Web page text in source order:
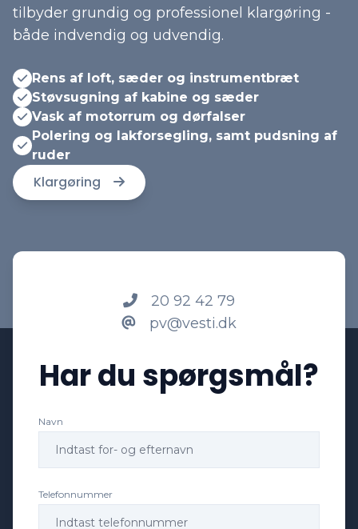
tilbyder grundig og professionel klargøring -
både indvendig og udvendig.
Rens af loft, sæder og instrumentbræt
Støvsugning af kabine og sæder
Vask af motorrum og dørfalser
Polering og lakforsegling, samt pudsning af
ruder
Klargøring
20 92 42 79
pv@vesti.dk
Har du spørgsmål?
Navn
Telefonnummer